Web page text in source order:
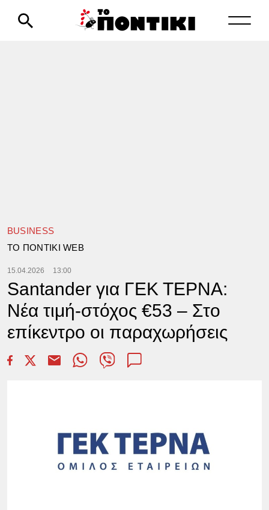
BUSINESS
TΟ ΠΟΝΤΙΚΙ WEB
15.04.2026 13:00
Santander για ΓΕΚ ΤΕΡΝΑ:
Νέα τιμή-στόχος €53 – Στο
επίκεντρο οι παραχωρήσεις